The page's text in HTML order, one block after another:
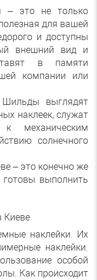
– это не только
для вашей
и доступны
внешний вид и
в памяти
компании или
выглядят
наклеек, служат
механическим
солнечного
– это конечно же
выполнить
Киеве
наклейки. Их
наклейки.
особой
Как происходит